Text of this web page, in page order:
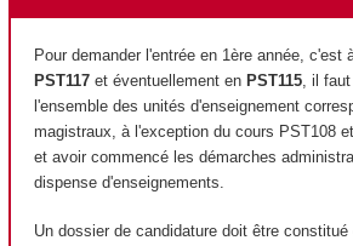
Pour demander l'entrée en 1ère année, c'est
PST117 et éventuellement en PST115 , il
l'ensemble des unités d'enseignement
magistraux, à l'exception du cours PST108
et avoir commencé les démarches
dispense d'enseignements.
Un dossier de candidature doit être